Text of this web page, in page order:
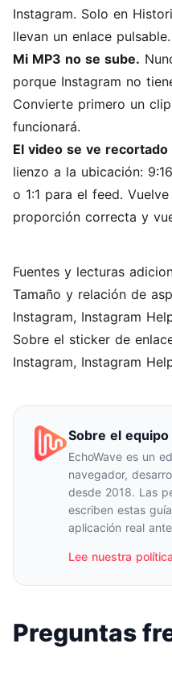
Instagram. Solo en
llevan un enlace pulsable.
Mi MP3 no se sube.
porque Instagram no
Convierte primero un
funcionará.
El video se ve
lienzo a la ubicación:
o 1:1 para el feed.
proporción correcta y
Fuentes y lecturas
Tamaño y relación de
Instagram, Instagram
Sobre el sticker de
Instagram, Instagram
Sobre el equipo
EchoWave es un
navegador,
desde 2018. Las
escriben estas
aplicación real
Lee nuestra
Preguntas